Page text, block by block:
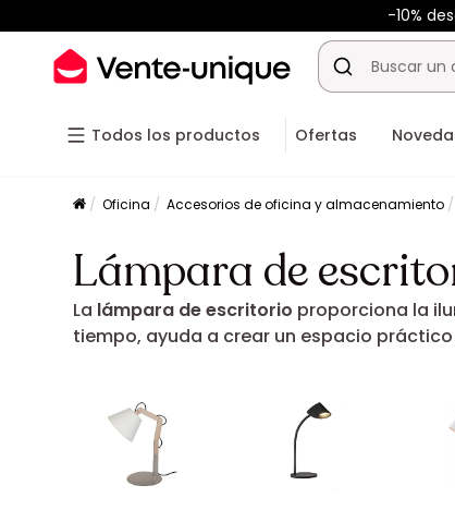
-10%
Todos los productos Ofertas
Oficina Accesorios de oficina y almacenamiento
Lámpara de
La lámpara de escritorio proporciona la
tiempo, ayuda a crear un espacio